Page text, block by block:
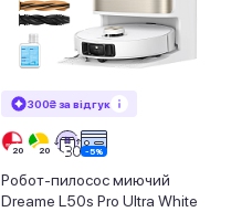
300₴ за відгук
Робот-пилосос миючий
Dreame L50s Pro Ultra White